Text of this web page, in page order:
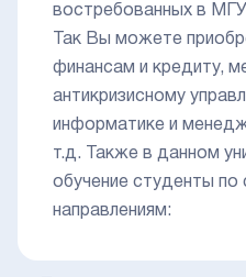
востребованных в
Так Вы можете
финансам и кредиту,
антикризисному
информатике и
т.д. Также в данном
обучение студенты
направлениям: